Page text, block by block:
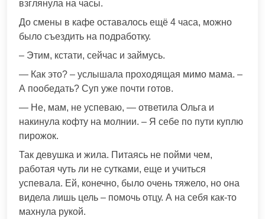
взглянула на часы.
До смены в кафе оставалось ещё 4 часа, можно
было съездить на подработку.
– Этим, кстати, сейчас и займусь.
— Как это? – услышала проходящая мимо мама. –
А пообедать? Суп уже почти готов.
— Не, мам, не успеваю, — ответила Ольга и
накинула кофту на молнии. – Я себе по пути куплю
пирожок.
Так девушка и жила. Питаясь не пойми чем,
работая чуть ли не сутками, еще и учиться
успевала. Ей, конечно, было очень тяжело, но она
видела лишь цель – помочь отцу. А на себя как-то
махнула рукой.